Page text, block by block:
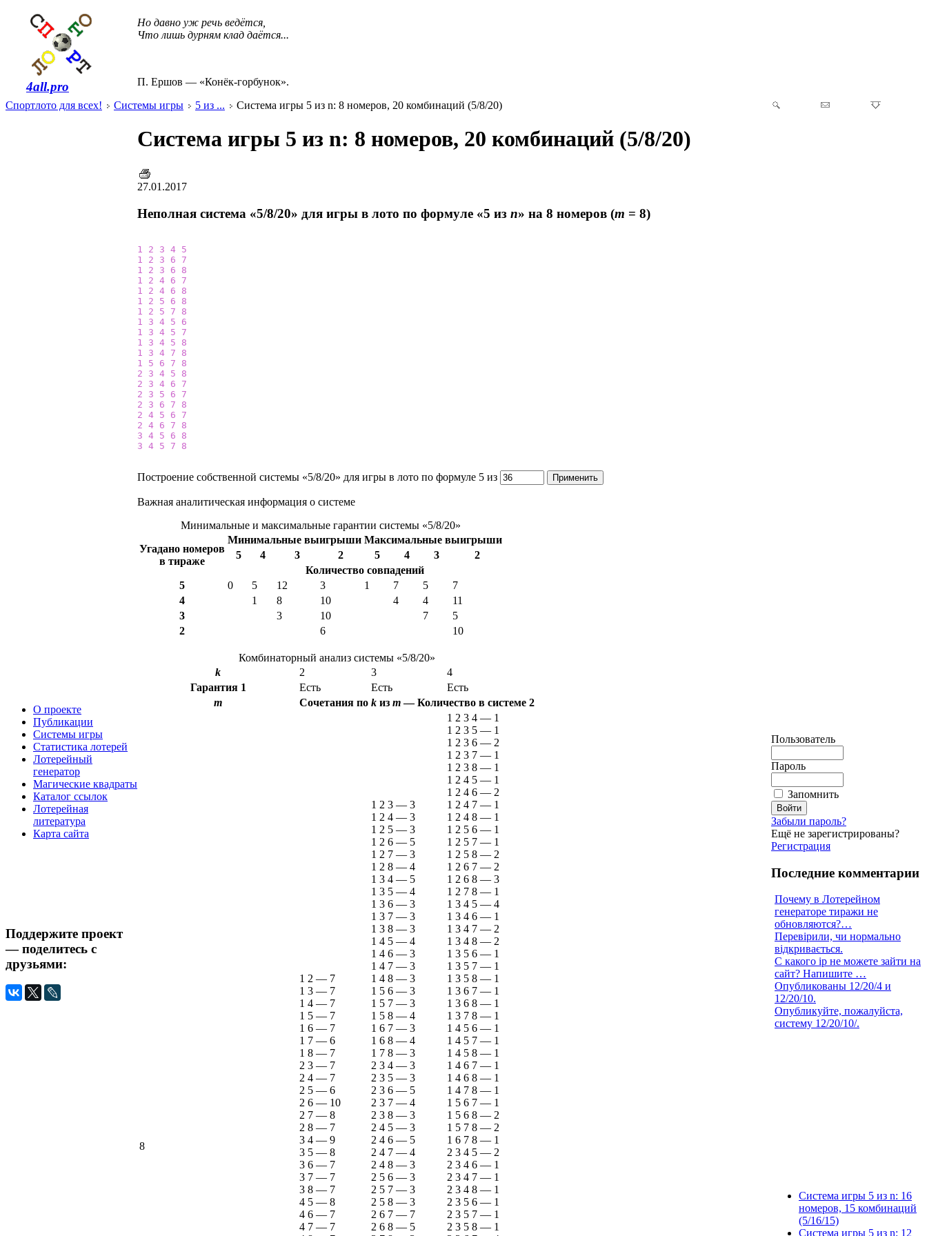
4all.pro
Но давно уж речь ведётся,
Что лишь дурням клад даётся...
П. Ершов — «Конёк-горбунок».
Спортлото для всех!
Системы игры 5 из ... Система игры 5 из n: 8 номеров, 20 комбинаций (5/8/20)
О проекте
Публикации
Системы игры
Статистика лотерей
Лотерейный
генератор
Магические квадраты
Каталог ссылок
Лотерейная
литература
Карта сайта
Поддержите проект
— поделитесь с
друзьями:
Система игры 5 из n: 8 номеров, 20 комбинаций (5/8/20)
27.01.2017
Неполная система «5/8/20» для игры в лото по формуле «5 из n» на 8 номеров (m = 8)
1 2 3 4 5
1
2 3 6
7
1
2 3 6
8
1
2 4 6
7
1
2 4 6
8
1
2 5 6
8
1
2 5 7
8
1
3 4 5
6
1
3 4 5
7
1
3 4 5
8
1
3 4 7
8
1
5 6 7
8
2
3 4 5
8
2
3 4 6
7
2
3 5 6
7
2
3 6 7
8
2 4 5 6
7
2 4 6 7
8
3 4 5 6
8
3 4 5 7 8
Построение собственной системы «5/8/20» для игры в лото по формуле 5 из
Важная аналитическая информация о системе
Минимальные и максимальные гарантии системы «5/8/20»
Угадано номеров
в тираже
Минимальные выигрыши Максимальные выигрыши
5
4 3 2 5 4 3
2
Количество совпадений
5
0 5 12 3 1 7 5
7
4
1 8 10 4 4
11
3
3 10 7
5
2
6 10
Комбинаторный анализ системы «5/8/20»
k
2 3
4
Гарантия 1 Есть Есть
Есть
m
Сочетания по k из m—Количество в системе 2
8
1 2 — 7
1 3 — 7
1 4 — 7
1 5 — 7
1 6 — 7
1 7 — 6
1 8 — 7
2 3 — 7
2 4 — 7
2 5 — 6
2 6 — 10
2 7 — 8
2 8 — 7
3 4 — 9
3 5 — 8
3 6 — 7
3 7 — 7
3 8 — 7
4 5 — 8
4 6 — 7
4 7 — 7
1 2 3 — 3
1 2 4 — 3
1 2 5 — 3
1 2 6 — 5
1 2 7 — 3
1 2 8 — 4
1 3 4 — 5
1 3 5 — 4
1 3 6 — 3
1 3 7 — 3
1 3 8 — 3
1 4 5 — 4
1 4 6 — 3
1 4 7 — 3
1 4 8 — 3
1 5 6 — 3
1 5 7 — 3
1 5 8 — 4
1 6 7 — 3
1 6 8 — 4
1 7 8 — 3
2 3 4 — 3
2 3 5 — 3
2 3 6 — 5
2 3 7 — 4
2 3 8 — 3
2 4 5 — 3
2 4 6 — 5
2 4 7 — 4
2 4 8 — 3
2 5 6 — 3
2 5 7 — 3
2 5 8 — 3
2 6 7 — 7
2 6 8 — 5
1 2 3 4 — 1
1 2 3 5 — 1
1 2 3 6 — 2
1 2 3 7 — 1
1 2 3 8 — 1
1 2 4 5 — 1
1 2 4 6 — 2
1 2 4 7 — 1
1 2 4 8 — 1
1 2 5 6 — 1
1 2 5 7 — 1
1 2 5 8 — 2
1 2 6 7 — 2
1 2 6 8 — 3
1 2 7 8 — 1
1 3 4 5 — 4
1 3 4 6 — 1
1 3 4 7 — 2
1 3 4 8 — 2
1 3 5 6 — 1
1 3 5 7 — 1
1 3 5 8 — 1
1 3 6 7 — 1
1 3 6 8 — 1
1 3 7 8 — 1
1 4 5 6 — 1
1 4 5 7 — 1
1 4 5 8 — 1
1 4 6 7 — 1
1 4 6 8 — 1
1 4 7 8 — 1
1 5 6 7 — 1
1 5 6 8 — 2
1 5 7 8 — 2
1 6 7 8 — 1
2 3 4 5 — 2
2 3 4 6 — 1
2 3 4 7 — 1
2 3 4 8 — 1
2 3 5 6 — 1
2 3 5 7 — 1
2 3 5 8 — 1
Пользователь
Пароль
Запомнить
Забыли пароль?
Ещё не зарегистрированы?
Регистрация
Последние комментарии
Почему в Лотерейном
генераторе тиражи не
обновляются?…
Перевірили, чи нормально
відкривається.
С какого ip не можете зайти на
сайт? Напишите …
Опубликованы 12/20/4 и
12/20/10.
Опубликуйте, пожалуйста,
систему 12/20/10/.
Система игры 5 из n: 16
номеров, 15 комбинаций
(5/16/15)
Система игры 5 из n: 12